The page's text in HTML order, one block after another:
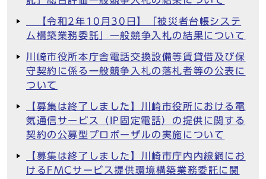
【令和2年10月30日】「被災者台帳システ
ム構築業務委託」一般競争入札の結果について
川崎市役所本庁舎電話交換設備等賃貸借及び保
守契約に係る一般競争入札の落札者等の公表に
ついて
【募集は終了しました】川崎市役所における電
気通信サービス（IP固定電話）の提供に関する
契約の公募型プロポーザルの実施について
【募集は終了しました】川崎市庁内内線網にお
けるFMCサービス提供環境構築業務委託に関